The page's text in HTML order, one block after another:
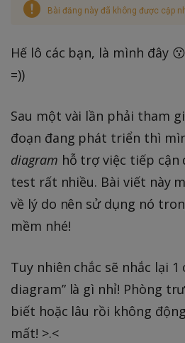
Bài đăng này đã không được cập
Hế lô các bạn, là mình đây
=))
Sau một vài lần phải tham
đoạn đang phát triển thì
diagram hỗ trợ việc tiếp cận
test rất nhiều. Bài viết này
về lý do nên sử dụng nó
mềm nhé!
Tuy nhiên chắc sẽ nhắc lại 1
diagram” là gì nhỉ! Phòng
biết hoặc lâu rồi không
mất! >.<